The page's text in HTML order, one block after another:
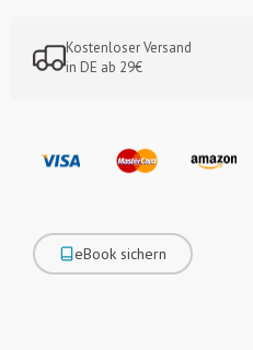
Kostenloser Versand
in DE ab 29€
eBook sichern